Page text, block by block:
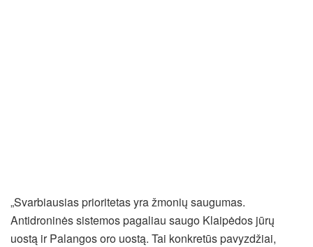
„Svarbiausias prioritetas yra žmonių saugumas.
Antidroninės sistemos pagaliau saugo Klaipėdos jūrų
uostą ir Palangos oro uostą. Tai konkretūs pavyzdžiai,